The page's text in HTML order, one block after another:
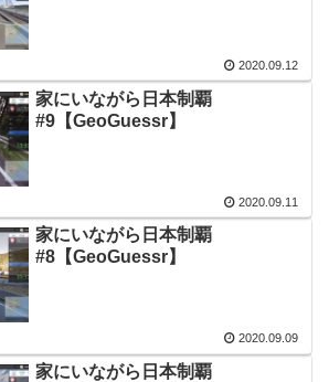
2020.09.12
家にいながら日本制覇
#9【GeoGuessr】
2020.09.11
家にいながら日本制覇
#8【GeoGuessr】
2020.09.09
家にいながら日本制覇